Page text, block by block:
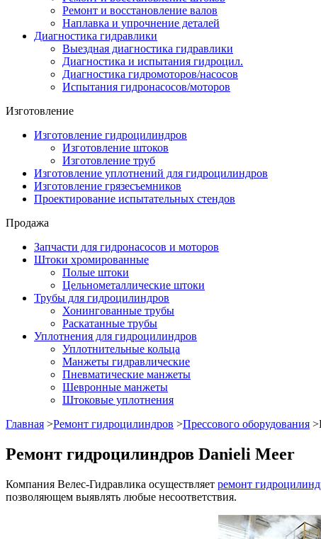
Ремонт и восстановление валов
Наплавка и упрочнение деталей
Диагностика гидравлики
Выездная диагностика гидравлики
Диагностика и испытания гидроцил.
Диагностика гидромоторов/насосов
Испытания гидронасосов/моторов
Изготовление
Изготовление гидроцилиндров
Изготовление штоков
Изготовление труб
Изготовление уплотнений для гидроцилиндров
Изготовление грязесъемников
Проектирование испытательных стендов
Продажа
Запчасти для гидронасосов и моторов
Штоки хромированные
Полые штоки
Цельнометаллические штоки
Трубы для гидроцилиндров
Хонингованные трубы
Раскатанные трубы
Уплотнения для гидроцилиндров
Уплотнительные кольца
Манжеты гидравлические
Пневматические манжеты
Шевронные манжеты
Штоковые уплотнения
Главная >Ремонт гидроцилиндров >Прессового оборудования >
Ремонт гидроцилиндров Danieli Meer
Компания Велес-Гидравлика осуществляет ремонт
позволяющем выявлять любые несоответствия.